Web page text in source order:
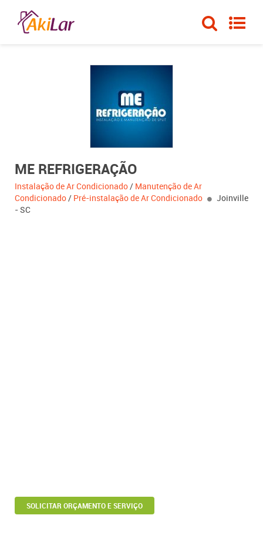
ME REFRIGERAÇÃO
Instalação de Ar Condicionado/ Manutenção de Ar
Condicionado/ Pré-instalação de Ar Condicionado
Joinville
- SC
SOLICITAR ORÇAMENTO E SERVIÇO